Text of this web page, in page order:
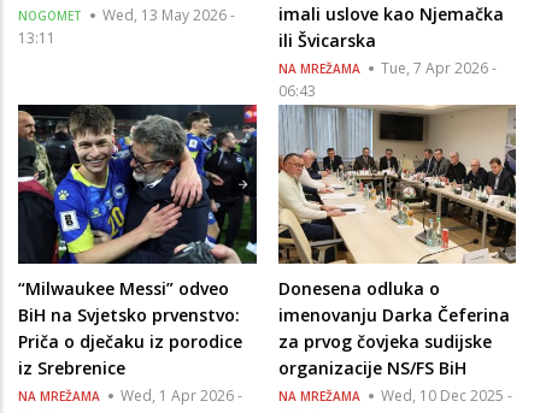
NOGOMET
Wed, 13 May 2026 -
13:11
imali uslove kao Njemačka
ili Švicarska
NA MREŽAMA
Tue, 7 Apr 2026 -
06:43
“Milwaukee Messi” odveo
BiH na Svjetsko prvenstvo:
Priča o dječaku iz porodice
iz Srebrenice
NA MREŽAMA
Wed, 1 Apr 2026 -
Donesena odluka o
imenovanju Darka Čeferina
za prvog čovjeka sudijske
organizacije NS/FS BiH
NA MREŽAMA
Wed, 10 Dec 2025 -